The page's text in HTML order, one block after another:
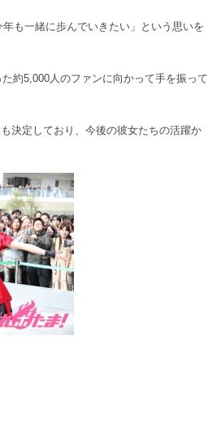
も一緒に歩んでいきたい」という思いを
約5,000人のファンに向かって手を振って
決定しており、今後の彼女たちの活躍か